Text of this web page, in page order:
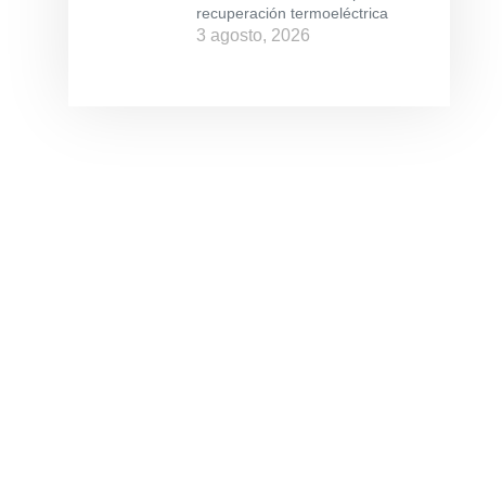
recuperación termoeléctrica
3 agosto, 2026